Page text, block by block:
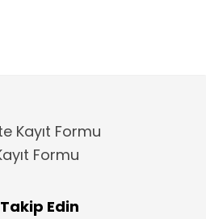
Kayıt Formu
Formu
Edin